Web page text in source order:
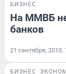
БИЗНЕС
На ММВБ
банков
21 сентября, 2010,
БИЗНЕС